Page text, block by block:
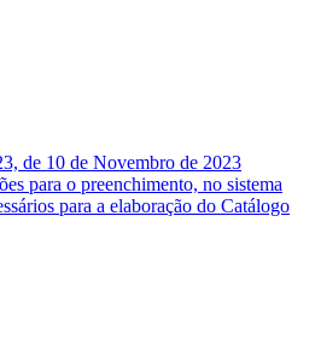
de 10 de Novembro de 2023
para o preenchimento, no sistema
para a elaboração do Catálogo